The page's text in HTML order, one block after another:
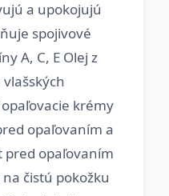
a upokojujú
spojivové
A, C, E Olej z
krémy
opaľovaním a
opaľovaním
čistú pokožku